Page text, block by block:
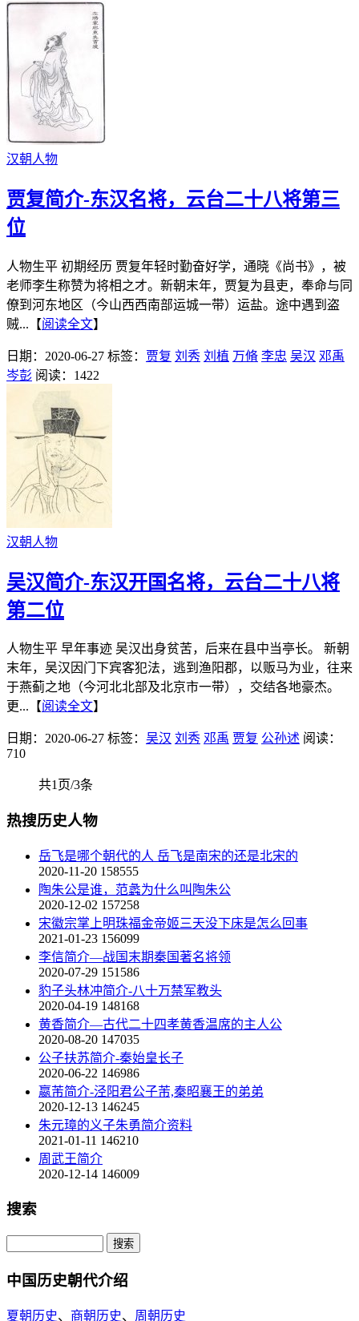
汉朝人物
贾复简介-东汉名将，云台二十八将第三
位
人物生平 初期经历 贾复年轻时勤奋好学，通晓《尚书》，被
老师李生称赞为将相之才。新朝末年，贾复为县吏，奉命与同
僚到河东地区（今山西西南部运城一带）运盐。途中遇到盗
贼...【阅读全文】
日期：2020-06-27 标签： 贾复 刘秀 刘植 万脩 李忠 吴汉 邓禹
岑彭 阅读：1422
汉朝人物
吴汉简介-东汉开国名将，云台二十八将
第二位
人物生平 早年事迹 吴汉出身贫苦，后来在县中当亭长。 新朝
末年，吴汉因门下宾客犯法，逃到渔阳郡，以贩马为业，往来
于燕蓟之地（今河北北部及北京市一带），交结各地豪杰。
更...【阅读全文】
日期：2020-06-27 标签： 吴汉 刘秀 邓禹 贾复 公孙述 阅读：
710
共1页/3条
热搜历史人物
岳飞是哪个朝代的人 岳飞是南宋的还是北宋的
2020-11-20 158555
陶朱公是谁，范蠡为什么叫陶朱公
2020-12-02 157258
宋徽宗掌上明珠福金帝姬三天没下床是怎么回事
2021-01-23 156099
李信简介—战国末期秦国著名将领
2020-07-29 151586
豹子头林冲简介-八十万禁军教头
2020-04-19 148168
黄香简介—古代二十四孝黄香温席的主人公
2020-08-20 147035
公子扶苏简介-秦始皇长子
2020-06-22 146986
嬴芾简介-泾阳君公子芾,秦昭襄王的弟弟
2020-12-13 146245
朱元璋的义子朱勇简介资料
2021-01-11 146210
周武王简介
2020-12-14 146009
搜索
中国历史朝代介绍
夏朝历史、 商朝历史、 周朝历史